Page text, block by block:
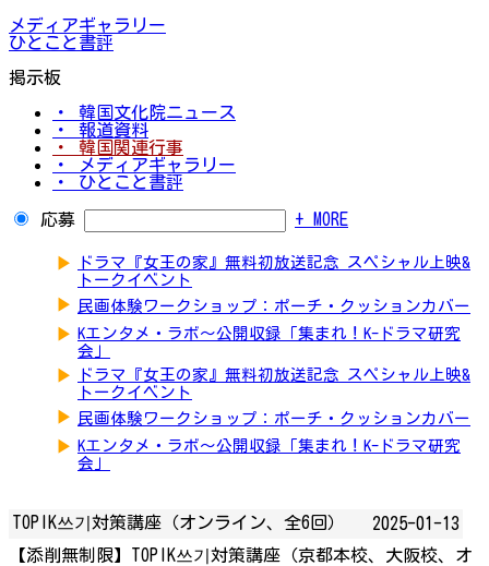
メディアギャラリー
ひとこと書評
掲示板
・ 韓国文化院ニュース
・ 報道資料
・ 韓国関連行事
・ メディアギャラリー
・ ひとこと書評
応募 + MORE
▶
ドラマ『女王の家』無料初放送記念 スペシャル上映&
トークイベント
▶ 民画体験ワークショップ：ポーチ・クッションカバー
▶ Kエンタメ・ラボ～公開収録「集まれ！K-ドラマ研究
会」
▶
ドラマ『女王の家』無料初放送記念 スペシャル上映&
トークイベント
▶ 民画体験ワークショップ：ポーチ・クッションカバー
▶ Kエンタメ・ラボ～公開収録「集まれ！K-ドラマ研究
会」
TOPIK쓰기対策講座（オンライン、全6回）
2025-01-13
【添削無制限】TOPIK쓰기対策講座（京都本校、大阪校、オ